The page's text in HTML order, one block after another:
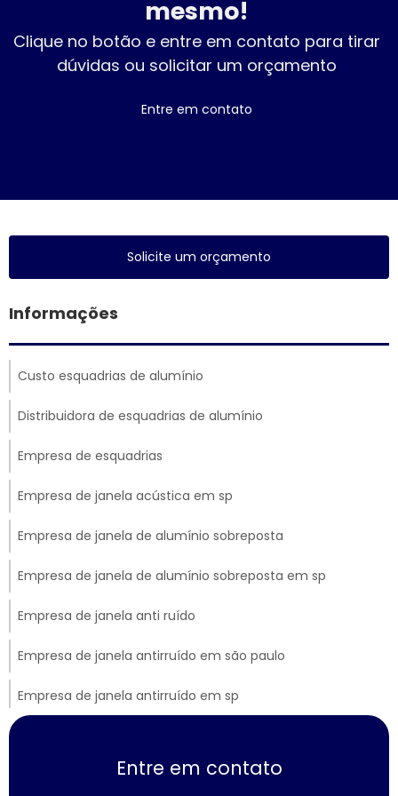
mesmo!
Clique no botão e entre em contato para tirar
dúvidas ou solicitar um orçamento
Entre em contato
Solicite um orçamento
Informações
Custo esquadrias de alumínio
Distribuidora de esquadrias de alumínio
Empresa de esquadrias
Empresa de janela acústica em sp
Empresa de janela de alumínio sobreposta
Empresa de janela de alumínio sobreposta em sp
Empresa de janela anti ruído
Empresa de janela antirruído em são paulo
Empresa de janela antirruído em sp
Empresa de janela sobreposta de giro
Entre em contato